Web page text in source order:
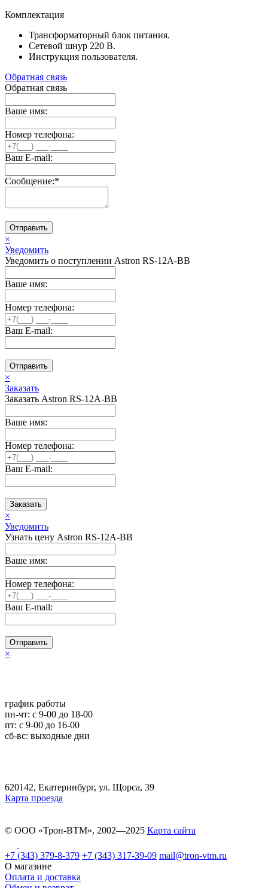
Комплектация
Трансформаторный блок питания.
Сетевой шнур 220 В.
Инструкция пользователя.
Обратная связь
Обратная связь
Ваше имя:
Номер телефона:
Ваш E-mail:
Сообщение:*
Отправить
×
Уведомить
Уведомить о поступлении Astron RS-12A-BB
Ваше имя:
Номер телефона:
Ваш E-mail:
Отправить
×
Заказать
Заказать Astron RS-12A-BB
Ваше имя:
Номер телефона:
Ваш E-mail:
Заказать
×
Уведомить
Узнать цену Astron RS-12A-BB
Ваше имя:
Номер телефона:
Ваш E-mail:
Отправить
×
график работы
пн-чт: c 9-00 до 18-00
пт: с 9-00 до 16-00
сб-вс: выходные дни
620142, Екатеринбург, ул. Щорса, 39
Карта проезда
© ООО «Трон-ВТМ», 2002—2025 Карта сайта
+7 (343) 379-8-379 +7 (343) 317-39-09 mail@tron-vtm.ru
О магазине
Оплата и доставка